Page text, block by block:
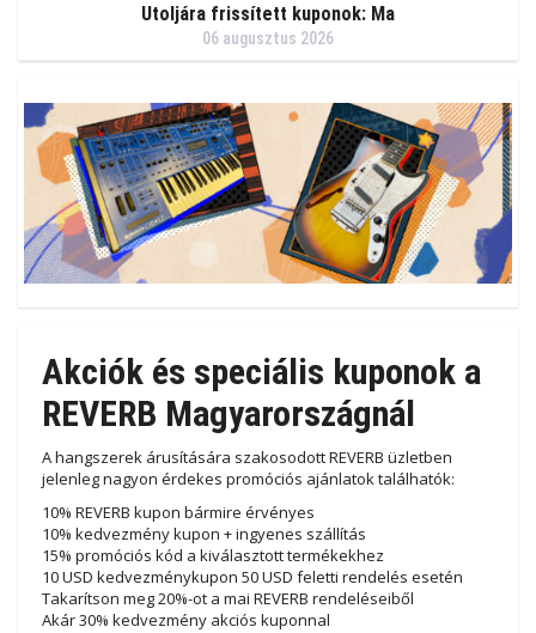
Utoljára frissített kuponok: Ma
06 augusztus 2026
Akciók és speciális kuponok a
REVERB Magyarországnál
A hangszerek árusítására szakosodott REVERB üzletben
jelenleg nagyon érdekes promóciós ajánlatok találhatók:
10% REVERB kupon bármire érvényes
10% kedvezmény kupon + ingyenes szállítás
15% promóciós kód a kiválasztott termékekhez
10 USD kedvezménykupon 50 USD feletti rendelés esetén
Takarítson meg 20%-ot a mai REVERB rendeléseiből
Akár 30% kedvezmény akciós kuponnal